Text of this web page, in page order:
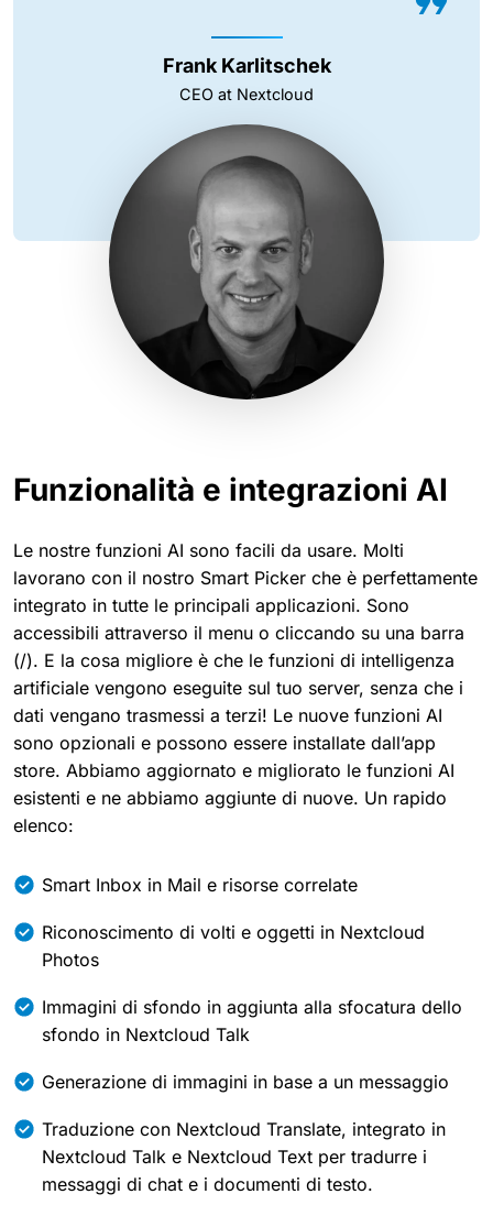
Frank Karlitschek
CEO at Nextcloud
Funzionalità e integrazioni AI
Le nostre funzioni AI sono facili da usare. Molti
lavorano con il nostro Smart Picker che è perfettamente
integrato in tutte le principali applicazioni. Sono
accessibili attraverso il menu o cliccando su una barra
(/). E la cosa migliore è che le funzioni di intelligenza
artificiale vengono eseguite sul tuo server, senza che i
dati vengano trasmessi a terzi! Le nuove funzioni AI
sono opzionali e possono essere installate dall’app
store. Abbiamo aggiornato e migliorato le funzioni AI
esistenti e ne abbiamo aggiunte di nuove. Un rapido
elenco:
Smart Inbox in Mail e risorse correlate
Riconoscimento di volti e oggetti in Nextcloud
Photos
Immagini di sfondo in aggiunta alla sfocatura dello
sfondo in Nextcloud Talk
Generazione di immagini in base a un messaggio
Traduzione con Nextcloud Translate, integrato in
Nextcloud Talk e Nextcloud Text per tradurre i
messaggi di chat e i documenti di testo.